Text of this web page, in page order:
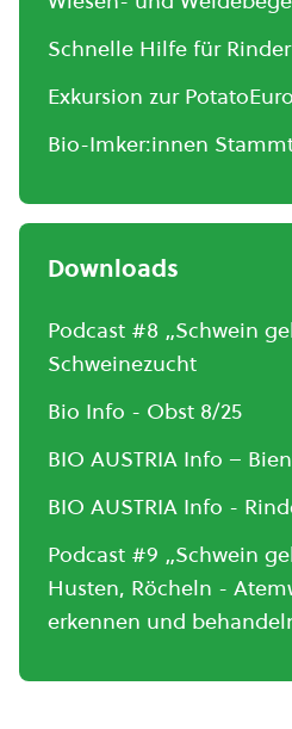
Schnelle Hilfe für Rinder
Exkursion zur
Bio-Imker:innen
Downloads
Podcast #8 „Schwein
Schweinezucht
Bio Info - Obst 8/25
BIO AUSTRIA Info –
BIO AUSTRIA Info -
Podcast #9 „Schwein
Husten, Röcheln -
erkennen und